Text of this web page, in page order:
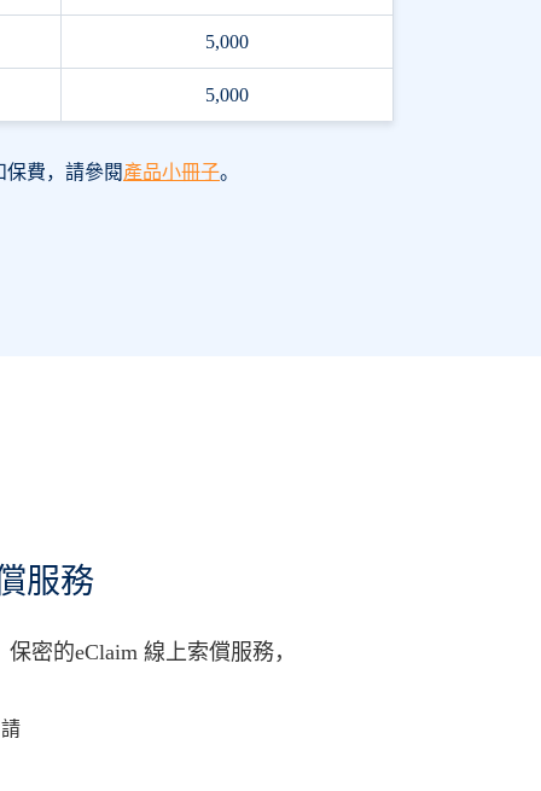
5,000
5,000
費，請參閱產品小冊子。
服務
密的eClaim 線上索償服務，